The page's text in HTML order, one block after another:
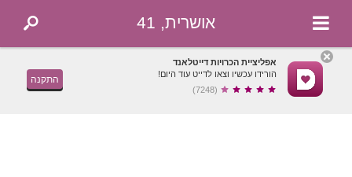
אושרית, 41
אפליציית הכרויות דייטלאנד
הורידו עכשיו וצאו לדייט עוד היום!
(7248)
התקנה